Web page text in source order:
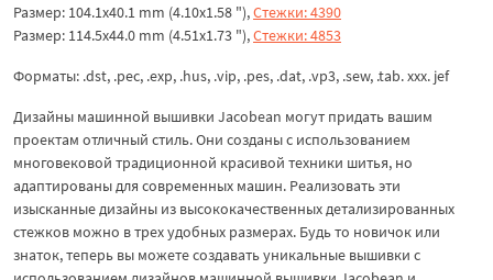
Размер: 104.1x40.1 mm (4.10x1.58 "),Стежки: 4390
Размер: 114.5x44.0 mm (4.51x1.73 "),Стежки: 4853
Форматы: .dst, .pec, .exp, .hus, .vip, .pes, .dat, .vp3, .sew, .tab. xxx. jef
Дизайны машинной вышивки Jacobean могут придать вашим
проектам отличный стиль. Они созданы с использованием
многовековой традиционной красивой техники шитья, но
адаптированы для современных машин. Реализовать эти
изысканные дизайны из высококачественных детализированных
стежков можно в трех удобных размерах. Будь то новичок или
знаток, теперь вы можете создавать уникальные вышивки с